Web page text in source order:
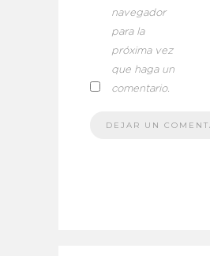
navegador
para la
próxima vez
que haga un
comentario.